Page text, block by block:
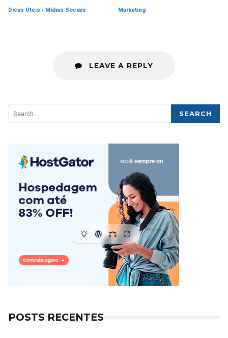
Dicas Úteis / Mídias Sociais Marketing
LEAVE A REPLY
SEARCH
POSTS RECENTES